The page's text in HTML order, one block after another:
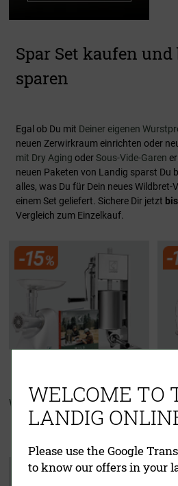
Spar Set kaufen und
sparen
Egal ob Du mit Deiner eigenen
neuen Zerwirkraum einrichten oder
mit Dry Aging oderSous-Vide-Garen
neuen Paketen von Landig sparst Du
alles, was Du für Dein neues
einem Set geliefert. Sichere Dir jetzt
Vergleich zum Einzelkauf.
Wurster Starter Set
WELCOME TO
LANDIG
Please use the Google
to know our offers in your